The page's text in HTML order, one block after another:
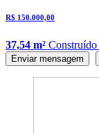
R$ 150.000,00
37,54 m² Construído
Enviar mensagem